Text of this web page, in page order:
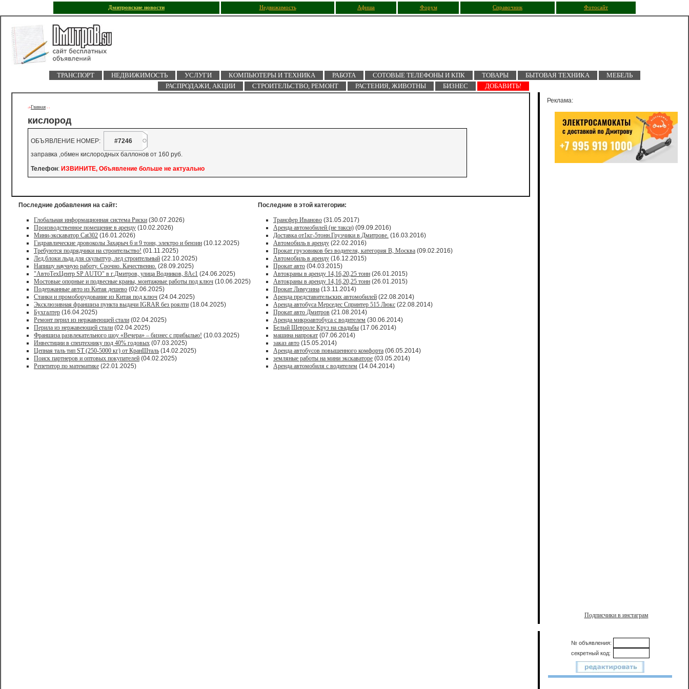
Дмитровские новости Недвижимость Афиша Форум Справочник Фотосайт
ТРАНСПОРТ НЕДВИЖИМОСТЬ УСЛУГИ КОМПЬЮТЕРЫ И ТЕХНИКА РАБОТА СОТОВЫЕ ТЕЛЕФОНЫ И КПК ТОВАРЫ БЫТОВАЯ ТЕХНИКА
МЕБЕЛЬ
РАСПРОДАЖИ, АКЦИИ
СТРОИТЕЛЬСТВО, РЕМОНТ РАСТЕНИЯ, ЖИВОТНЫ БИЗНЕС ДОБАВИТЬ!
->Главная - -
кислород
ОБЪЯВЛЕНИЕ НОМЕР:
#7246
заправка ,обмен кислородных баллонов от 160 руб.
Телефон: ИЗВИНИТЕ, Объявление больше не актуально
Последние добавления на сайт:
Глобальная информационная система Риски (30.07.2026)
Производственное помещение в аренду (10.02.2026)
Мини-экскаватор Cat302 (16.01.2026)
Гидравлические дровоколы Захарыч 6 и 9 тонн, электро и бензин (10.12.2025)
Требуются подрядчики на строительство! (01.11.2025)
Лед,блоки льда для скульптур, лед строительный (22.10.2025)
Напишу научную работу. Срочно. Качественно. (28.09.2025)
"АвтоТехЦентр SP AUTO" в г.Дмитров, улица Водников, 8Ас1 (24.06.2025)
Мостовые опорные и подвесные краны, монтажные работы под ключ (10.06.2025)
Подержанные авто из Китая дешево (02.06.2025)
Станки и промоборудование из Китая под ключ (24.04.2025)
Эксклюзивная франшиза пункта выдачи IGRAR без роялти (18.04.2025)
Бухгалтер (16.04.2025)
Ремонт перил из нержавеющей стали (02.04.2025)
Перила из нержавеющей стали (02.04.2025)
Франшиза развлекательного шоу «Вечера» – бизнес с прибылью! (10.03.2025)
Инвестиции в спецтехнику под 40% годовых (07.03.2025)
Цепная таль тип ST (250-5000 кг) от КранШталь (14.02.2025)
Поиск партнеров и оптовых покупателей (04.02.2025)
Репетитор по математике (22.01.2025)
Последние в этой категории:
Трансфер Иваново (31.05.2017)
Аренда автомобилей (не такси) (09.09.2016)
Доставка от1кг-5тонн.Грузчики в Дмитрове. (16.03.2016)
Автомобиль в аренду (22.02.2016)
Прокат грузовиков без водителя, категория В, Москва (09.02.2016)
Автомобиль в аренду (16.12.2015)
Прокат авто (04.03.2015)
Автокраны в аренду 14,16,20,25 тонн (26.01.2015)
Автокраны в аренду 14,16,20,25 тонн (26.01.2015)
Прокат Лимузина (13.11.2014)
Аренда представительских автомобилей (22.08.2014)
Аренда автобуса Мерседес Спринтер 515 Люкс (22.08.2014)
Прокат авто Дмитров (21.08.2014)
Аренда микроавтобуса с водителем (30.06.2014)
Белый Шевроле Круз на свадьбы (17.06.2014)
машина напрокат (07.06.2014)
заказ авто (15.05.2014)
Аренда автобусов повышенного комфорта (06.05.2014)
земляные работы на мини экскаваторе (03.05.2014)
Аренда автомобиля с водителем (14.04.2014)
Реклама:
Подписчики в инстаграм
№ объявления:
секретный код: